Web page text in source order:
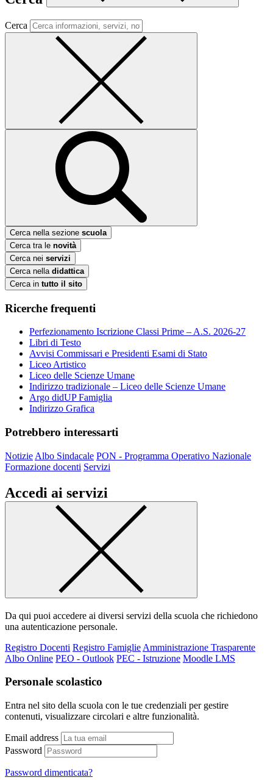
Cerca
Cerca nella sezione scuola
Cerca tra le novità
Cerca nei servizi
Cerca nella didattica
Cerca in tutto il sito
Ricerche frequenti
Perfezionamento Iscrizione Classi Prime – A.S. 2026-27
Libri di Testo
Avvisi Commissari e Presidenti Esami di Stato
Liceo Artistico
Liceo delle Scienze Umane
Indirizzo tradizionale – Liceo delle Scienze Umane
Argo didUP Famiglia
Indirizzo Grafica
Potrebbero interessarti
Notizie Albo Sindacale PON - Programma Operativo Nazionale
Formazione docenti Servizi
Accedi ai servizi
Da qui puoi accedere ai diversi servizi della scuola che richiedono
una autenticazione personale.
Registro Docenti Registro Famiglie Amministrazione Trasparente
Albo Online PEO - Outlook PEC - Istruzione Moodle LMS
Personale scolastico
Entra nel sito della scuola con le tue credenziali per gestire
contenuti, visualizzare circolari e altre funzionalità.
Email address
Password
Password dimenticata?